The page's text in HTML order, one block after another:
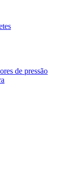
de pressão